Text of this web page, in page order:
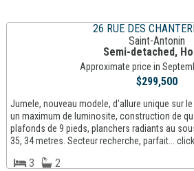
26 RUE DES
Saint-Antonin
Semi-detached,
Approximate price in
$299,500
Jumele, nouveau modele, d'allure unique sur
un maximum de luminosite, construction de
plafonds de 9 pieds, planchers radiants au
35, 34 metres. Secteur recherche, parfait...
3 2